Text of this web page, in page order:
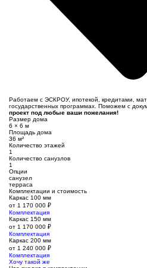
Работаем с ЭСКРОУ, ипотекой, кредитами,
государственных программах. Поможем с
проект под любые ваши пожелания!
Размер дома
6 × 6 м
Площадь дома
36 м²
Количество этажей
1
Количество санузлов
1
Опции
санузел
терраса
Комплектации и стоимость
Каркас 100 мм
от 1 170 000 ₽
Комплектация
Каркас 150 мм
от 1 170 000 ₽
Комплектация
Каркас 200 мм
от 1 240 000 ₽
Комплектация
Хочу такой же